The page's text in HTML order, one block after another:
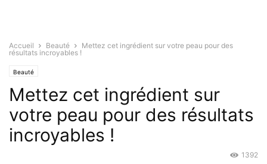
Accueil Beauté
Mettez cet ingrédient sur votre peau pour des
résultats incroyables !
Beauté
Mettez cet ingrédient sur
votre peau pour des résultats
incroyables !
1392